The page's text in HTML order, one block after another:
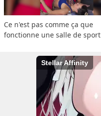
Ce n'est pas comme ça que
fonctionne une salle de sport